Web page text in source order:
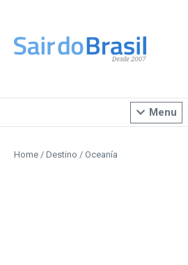
Menu
Home / Destino / Oceanía